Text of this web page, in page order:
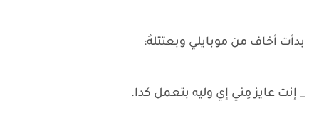
بدأت أخاف من موبايلي وبعتتلهُ:
_ إنت عايز مِني إي وليه بتعمل كدا.